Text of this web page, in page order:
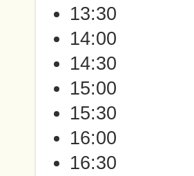
13:30
14:00
14:30
15:00
15:30
16:00
16:30